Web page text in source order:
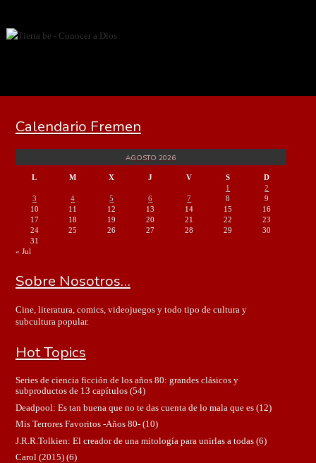
Calendario Fremen
AGOSTO 2026
L M X J V S
D
1
2
3
4 5 6 7 8
9
10
11 12 13 14 15
16
17
18 19 20 21 22
23
24
25 26 27 28 29
30
31
« Jul
Sobre Nosotros…
Cine, literatura, comics, videojuegos y todo tipo de cultura y
subcultura popular.
Hot Topics
Series de ciencia ficción de los años 80: grandes clásicos y
subproductos de 13 capítulos(54)
Deadpool: Es tan buena que no te das cuenta de lo mala que es(12)
Mis Terrores Favoritos -Años 80-(10)
J.R.R.Tolkien: El creador de una mitología para unirlas a todas(6)
Carol (2015)(6)